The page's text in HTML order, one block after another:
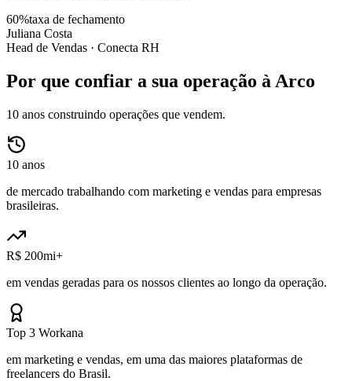
60%taxa de fechamento
Juliana Costa
Head de Vendas · Conecta RH
Por que confiar a sua operação à Arco
10 anos construindo operações que vendem.
10 anos
de mercado trabalhando com marketing e vendas para empresas
brasileiras.
R$ 200mi+
em vendas geradas para os nossos clientes ao longo da operação.
Top 3 Workana
em marketing e vendas, em uma das maiores plataformas de
freelancers do Brasil.